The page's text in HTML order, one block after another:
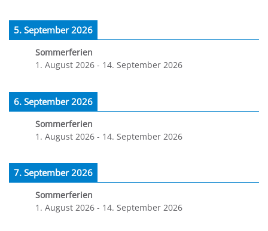
5. September 2026
Sommerferien
1. August 2026 - 14. September 2026
6. September 2026
Sommerferien
1. August 2026 - 14. September 2026
7. September 2026
Sommerferien
1. August 2026 - 14. September 2026